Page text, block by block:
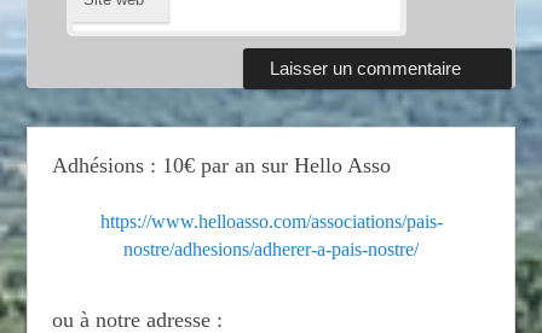
Adhésions : 10€ par an sur Hello Asso
https://www.helloasso.com/associations/pais-
nostre/adhesions/adherer-a-pais-nostre/
ou à notre adresse :